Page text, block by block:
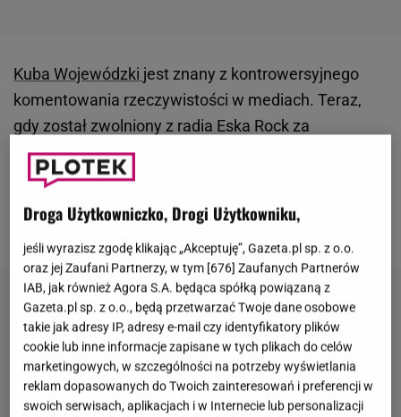
Kuba Wojewódzki jest znany z kontrowersyjnego
komentowania rzeczywistości w mediach. Teraz,
gdy został zwolniony z radia Eska Rock za
niesmaczne żarty o Ukrainkach
jest nadawany, ze względu na przerwę wakacyjną,
jedynym medium (poza Polityką) pozostał mu...
Facebook.
Droga Użytkowniczko, Drogi Użytkowniku,
jeśli wyrazisz zgodę klikając „Akceptuję”, Gazeta.pl sp. z o.o.
oraz jej Zaufani Partnerzy, w tym [676] Zaufanych Partnerów
IAB, jak również Agora S.A. będąca spółką powiązaną z
Gazeta.pl sp. z o.o., będą przetwarzać Twoje dane osobowe
takie jak adresy IP, adresy e-mail czy identyfikatory plików
cookie lub inne informacje zapisane w tych plikach do celów
marketingowych, w szczególności na potrzeby wyświetlania
reklam dopasowanych do Twoich zainteresowań i preferencji w
swoich serwisach, aplikacjach i w Internecie lub personalizacji